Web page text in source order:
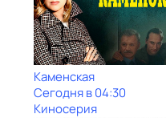
Каменская
Сегодня в 04:30
Киносерия